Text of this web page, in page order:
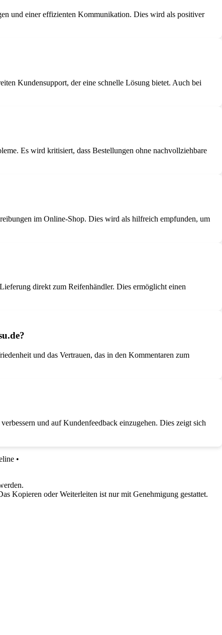
und einer effizienten Kommunikation. Dies wird als positiver
Kundensupport, der eine schnelle Lösung bietet. Auch bei
Es wird kritisiert, dass Bestellungen ohne nachvollziehbare
im Online-Shop. Dies wird als hilfreich empfunden, um
direkt zum Reifenhändler. Dies ermöglicht einen
und das Vertrauen, das in den Kommentaren zum
und auf Kundenfeedback einzugehen. Dies zeigt sich
•
Kopieren oder Weiterleiten ist nur mit Genehmigung gestattet.